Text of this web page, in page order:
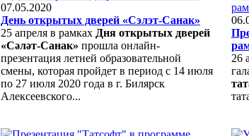
07.05.2020
День открытых дверей «Сэлэт-Санак»
25 апреля в рамках Дня открытых дверей
«Сәләт-Санак» прошла онлайн-
презентация летней образовательной
смены, которая пройдет в период с 14 июля
по 27 июля 2020 года в г. Билярск
Алексеевского...
26